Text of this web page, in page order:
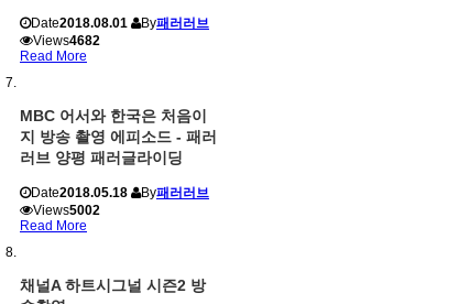
Date2018.08.01 By패러러브
Views4682
Read More
MBC 어서와 한국은 처음이
지 방송 촬영 에피소드 - 패러
러브 양평 패러글라이딩
Date2018.05.18 By패러러브
Views5002
Read More
채널A 하트시그널 시즌2 방